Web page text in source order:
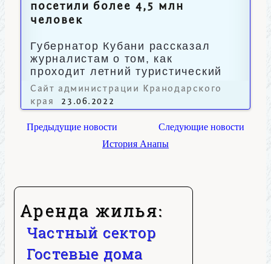
Аренда жилья:
Частный сектор
Гостевые дома
посетили более 4,5 млн
человек
Губернатор Кубани рассказал
журналистам о том, как
проходит летний туристический
сезон в регионе.
Сайт администрации Кранодарского
края
23.06.2022
Предыдущие новости
Следующие новости
История Анапы